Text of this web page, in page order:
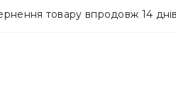
товару впродовж 14 днів